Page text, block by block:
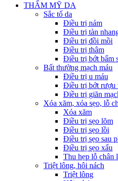
THẨM MỸ DA
Sắc tố da
Điều trị nám
Điều trị tàn
Điều trị đồi mồi
Điều trị thâm
Điều trị bớt bẩm
Bất thường mạch máu
Điều trị u máu
Điều trị bớt rượu
Điều trị giãn
Xóa xăm, xóa sẹo, lỗ
Xóa xăm
Điều trị sẹo lõm
Điều trị sẹo lồi
Điều trị sẹo sau
Điều trị sẹo xấu
Thu hẹp lỗ chân
Triệt lông, hôi nách
Triệt lông